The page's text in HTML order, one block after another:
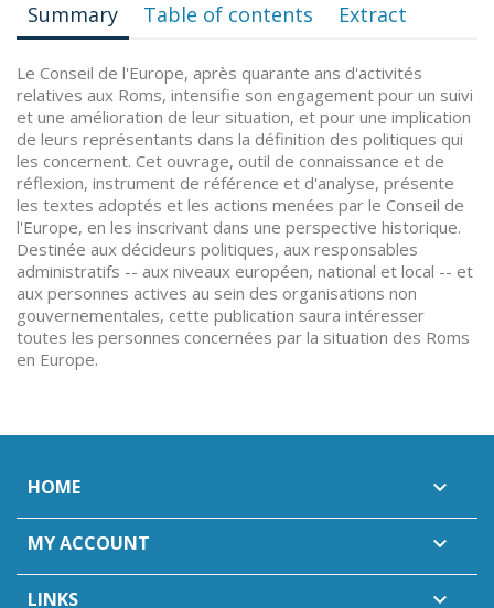
Summary Table of contents Extract
Le Conseil de l'Europe, après quarante ans d'activités
relatives aux Roms, intensifie son engagement pour un suivi
et une amélioration de leur situation, et pour une implication
de leurs représentants dans la définition des politiques qui
les concernent. Cet ouvrage, outil de connaissance et de
réflexion, instrument de référence et d'analyse, présente
les textes adoptés et les actions menées par le Conseil de
l'Europe, en les inscrivant dans une perspective historique.
Destinée aux décideurs politiques, aux responsables
administratifs -- aux niveaux européen, national et local -- et
aux personnes actives au sein des organisations non
gouvernementales, cette publication saura intéresser
toutes les personnes concernées par la situation des Roms
en Europe.
HOME 
MY ACCOUNT 
LINKS 